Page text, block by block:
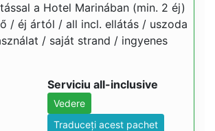
a Hotel Marinában (min. 2 éj)
/ éj ártól / all incl. ellátás / uszoda
/ saját strand / ingyenes
Serviciu all-inclusive
Vedere
Traduceți acest pachet